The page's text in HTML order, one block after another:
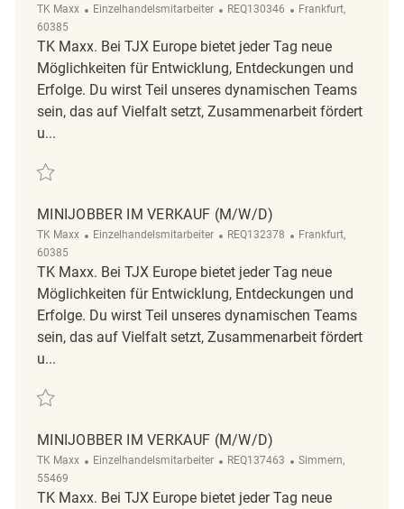
TK Maxx Kategorie
Einzelhandelsmitarbeiter ReqId
REQ130346 Ort
Frankfurt,
60385
TK Maxx. Bei TJX Europe bietet jeder Tag neue
Möglichkeiten für Entwicklung, Entdeckungen und
Erfolge. Du wirst Teil unseres dynamischen Teams
sein, das auf Vielfalt setzt, Zusammenarbeit fördert
u...
Retten Minijobber im Verkauf (m/w/d) REQ130346
MINIJOBBER IM VERKAUF (M/W/D)
TK Maxx Kategorie
Einzelhandelsmitarbeiter ReqId
REQ132378 Ort
Frankfurt,
60385
TK Maxx. Bei TJX Europe bietet jeder Tag neue
Möglichkeiten für Entwicklung, Entdeckungen und
Erfolge. Du wirst Teil unseres dynamischen Teams
sein, das auf Vielfalt setzt, Zusammenarbeit fördert
u...
Retten Minijobber im Verkauf (m/w/d) REQ132378
MINIJOBBER IM VERKAUF (M/W/D)
TK Maxx Kategorie
Einzelhandelsmitarbeiter ReqId
REQ137463 Ort
Simmern,
55469
TK Maxx. Bei TJX Europe bietet jeder Tag neue